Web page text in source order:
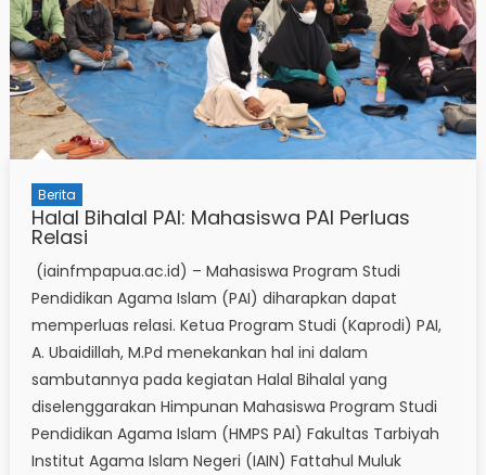
Berita
Halal Bihalal PAI: Mahasiswa PAI Perluas
Relasi
(iainfmpapua.ac.id) – Mahasiswa Program Studi
Pendidikan Agama Islam (PAI) diharapkan dapat
memperluas relasi. Ketua Program Studi (Kaprodi) PAI,
A. Ubaidillah, M.Pd menekankan hal ini dalam
sambutannya pada kegiatan Halal Bihalal yang
diselenggarakan Himpunan Mahasiswa Program Studi
Pendidikan Agama Islam (HMPS PAI) Fakultas Tarbiyah
Institut Agama Islam Negeri (IAIN) Fattahul Muluk